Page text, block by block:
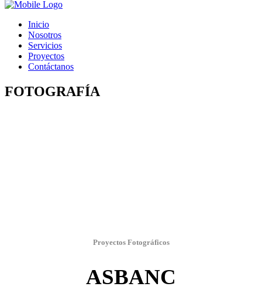
Inicio
Nosotros
Servicios
Proyectos
Contáctanos
FOTOGRAFÍA
Proyectos Fotográficos
ASBANC